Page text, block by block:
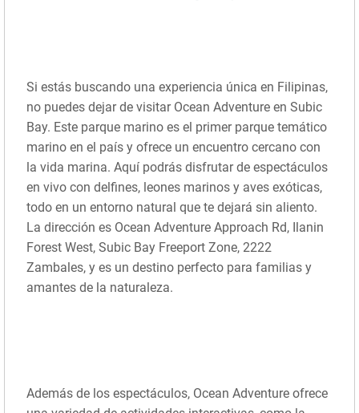
Si estás buscando una experiencia única en Filipinas,
no puedes dejar de visitar Ocean Adventure en Subic
Bay. Este parque marino es el primer parque temático
marino en el país y ofrece un encuentro cercano con
la vida marina. Aquí podrás disfrutar de espectáculos
en vivo con delfines, leones marinos y aves exóticas,
todo en un entorno natural que te dejará sin aliento.
La dirección es Ocean Adventure Approach Rd, Ilanin
Forest West, Subic Bay Freeport Zone, 2222
Zambales, y es un destino perfecto para familias y
amantes de la naturaleza.
Además de los espectáculos, Ocean Adventure ofrece